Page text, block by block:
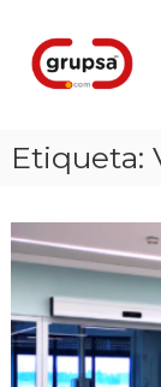
content
Accesos
que
conectan
Etiqueta: